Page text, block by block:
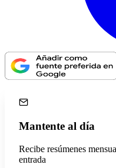
Mantente al día
Recibe resúmenes
entrada